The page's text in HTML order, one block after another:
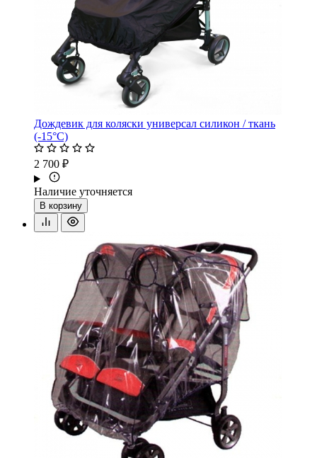
Дождевик для коляски универсал силикон / ткань
(-15°С)
2 700 ₽
Наличие уточняется
В корзину